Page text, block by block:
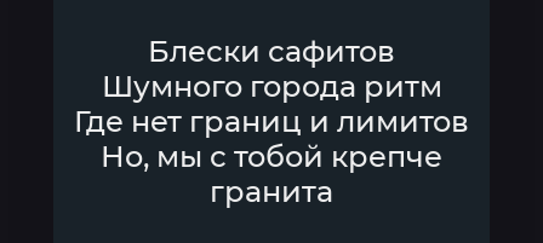
Блески сафитов
Шумного города ритм
Где нет границ и лимитов
Но, мы с тобой крепче
гранита